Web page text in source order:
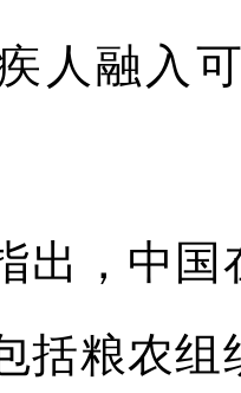
人融入
，中国
括粮农